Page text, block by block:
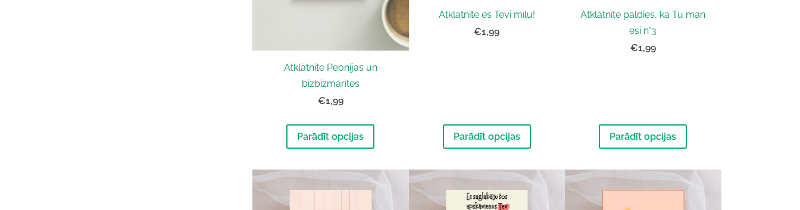
Atklātnīte Peonijas un
bizbizmārītes
€1,99
Parādīt opcijas
Atklatnīte es Tevi mīlu!
€1,99
Parādīt opcijas
Atklātnīte paldies, ka Tu man
esi n°3
€1,99
Parādīt opcijas